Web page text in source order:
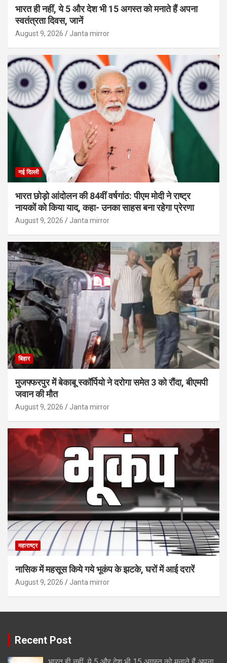
भारत ही नहीं, ये 5 और देश भी 15 अगस्त को मनाते हैं अपना
स्वतंत्रता दिवस, जानें
August 9, 2026 Janta mirror
नई दिल्ली
भारत छोड़ो आंदोलन की 84वीं वर्षगांठ: पीएम मोदी ने राष्ट्र
नायकों को किया याद, कहा- उनका साहस बना रहेगा प्रेरणा
August 9, 2026 Janta mirror
बिहार
मुजफ्फरपुर में बेकाबू स्कॉर्पियो ने दरोगा समेत 3 को रौंदा, बीएमपी
जवान की मौत
August 9, 2026 Janta mirror
महाराष्ट्र
नासिक में महसूस किये गये भूकंप के झटके, घरों में आई दरारें
August 9, 2026 Janta mirror
Recent Post